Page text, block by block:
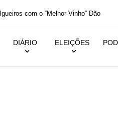
com o “Melhor Vinho” Dão
DIÁRIO ELEIÇÕES